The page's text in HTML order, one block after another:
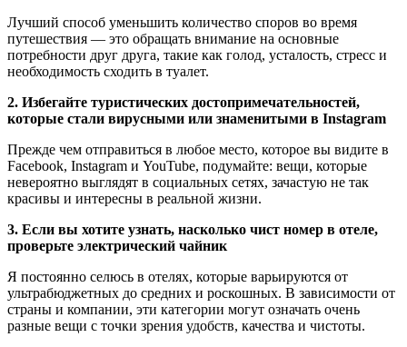
Лучший способ уменьшить количество споров во время
путешествия — это обращать внимание на основные
потребности друг друга, такие как голод, усталость, стресс и
необходимость сходить в туалет.
2. Избегайте туристических достопримечательностей,
которые стали вирусными или знаменитыми в Instagram
Прежде чем отправиться в любое место, которое вы видите в
Facebook, Instagram и YouTube, подумайте: вещи, которые
невероятно выглядят в социальных сетях, зачастую не так
красивы и интересны в реальной жизни.
3. Если вы хотите узнать, насколько чист номер в отеле,
проверьте электрический чайник
Я постоянно селюсь в отелях, которые варьируются от
ультрабюджетных до средних и роскошных. В зависимости от
страны и компании, эти категории могут означать очень
разные вещи с точки зрения удобств, качества и чистоты.